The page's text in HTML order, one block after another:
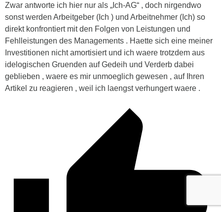
Zwar antworte ich hier nur als „Ich-AG“ , doch nirgendwo
sonst werden Arbeitgeber (Ich ) und Arbeitnehmer (Ich) so
direkt konfrontiert mit den Folgen von Leistungen und
Fehlleistungen des Managements . Haette sich eine meiner
Investitionen nicht amortisiert und ich waere trotzdem aus
idelogischen Gruenden auf Gedeih und Verderb dabei
geblieben , waere es mir unmoeglich gewesen , auf Ihren
Artikel zu reagieren , weil ich laengst verhungert waere .